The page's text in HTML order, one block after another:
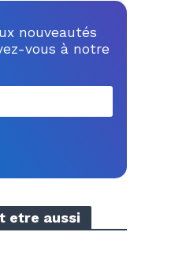
nouveautés
vous à notre
etre aussi